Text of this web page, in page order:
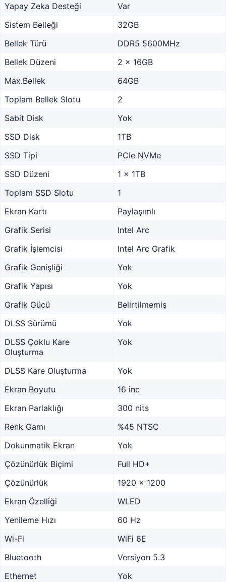
Yapay Zeka Desteği
Var
Sistem Belleği
32GB
Bellek Türü
DDR5 5600MHz
Bellek Düzeni
2 x 16GB
Max.Bellek
64GB
Toplam Bellek Slotu
2
Sabit Disk
Yok
SSD Disk
1TB
SSD Tipi
PCIe NVMe
SSD Düzeni
1 x 1TB
Toplam SSD Slotu
1
Ekran Kartı
Paylaşımlı
Grafik Serisi
Intel Arc
Grafik İşlemcisi
Intel Arc Grafik
Grafik Genişliği
Yok
Grafik Yapısı
Yok
Grafik Gücü
Belirtilmemiş
DLSS Sürümü
Yok
DLSS Çoklu Kare
Oluşturma
Yok
DLSS Kare Oluşturma
Yok
Ekran Boyutu
16 inc
Ekran Parlaklığı
300 nits
Renk Gamı
%45 NTSC
Dokunmatik Ekran
Yok
Çözünürlük Biçimi
Full HD+
Çözünürlük
1920 x 1200
Ekran Özelliği
WLED
Yenileme Hızı
60 Hz
Wi-Fi
WiFi 6E
Bluetooth
Versiyon 5.3
Ethernet
Yok